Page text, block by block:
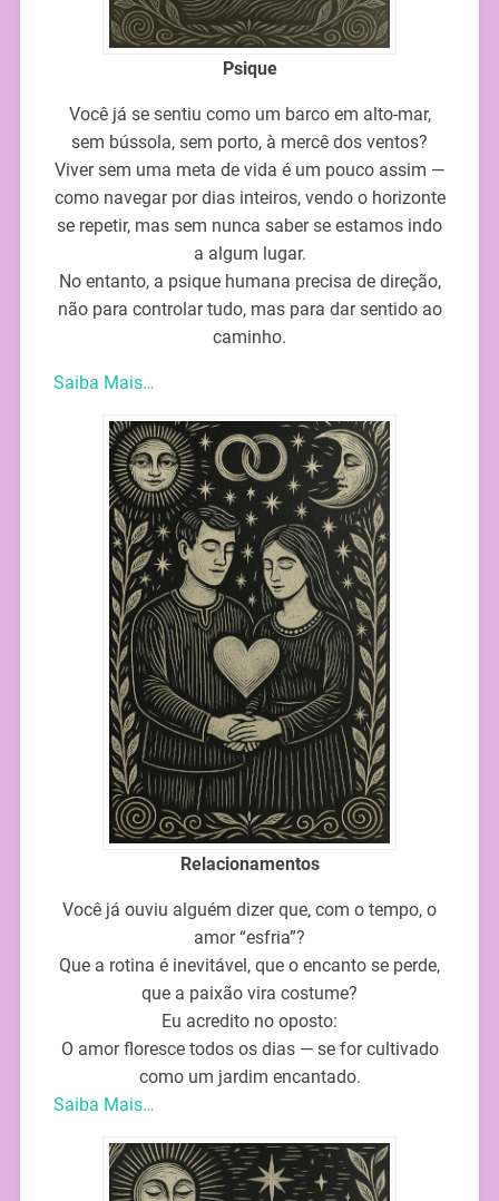
Psique
Você já se sentiu como um barco em alto-mar,
sem bússola, sem porto, à mercê dos ventos?
Viver sem uma meta de vida é um pouco assim —
como navegar por dias inteiros, vendo o horizonte
se repetir, mas sem nunca saber se estamos indo
a algum lugar.
No entanto, a psique humana precisa de direção,
não para controlar tudo, mas para dar sentido ao
caminho.
Saiba Mais…
Relacionamentos
Você já ouviu alguém dizer que, com o tempo, o
amor “esfria”?
Que a rotina é inevitável, que o encanto se perde,
que a paixão vira costume?
Eu acredito no oposto:
O amor floresce todos os dias — se for cultivado
como um jardim encantado.
Saiba Mais…